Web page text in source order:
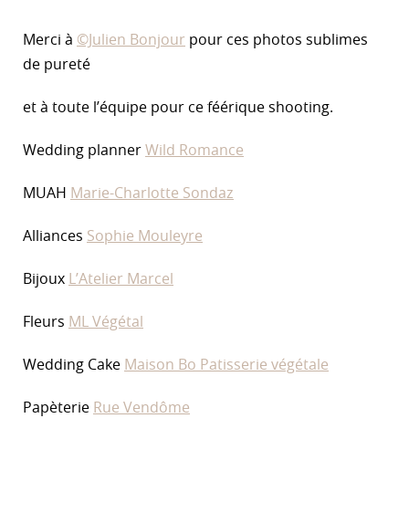
Merci à ©Julien Bonjour pour ces photos sublimes
de pureté
et à toute l’équipe pour ce féérique shooting.
Wedding planner Wild Romance
MUAH Marie-Charlotte Sondaz
Alliances Sophie Mouleyre
Bijoux L’Atelier Marcel
Fleurs ML Végétal
Wedding Cake Maison Bo Patisserie végétale
Papèterie Rue Vendôme